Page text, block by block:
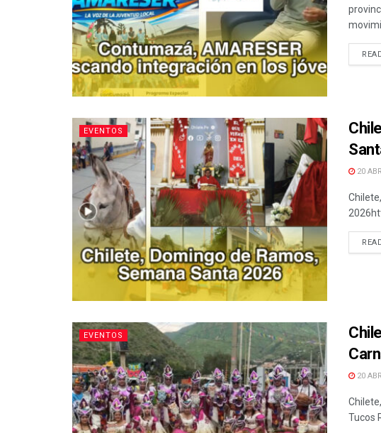
EVENTOS
20
EVENTOS
20
Tucos